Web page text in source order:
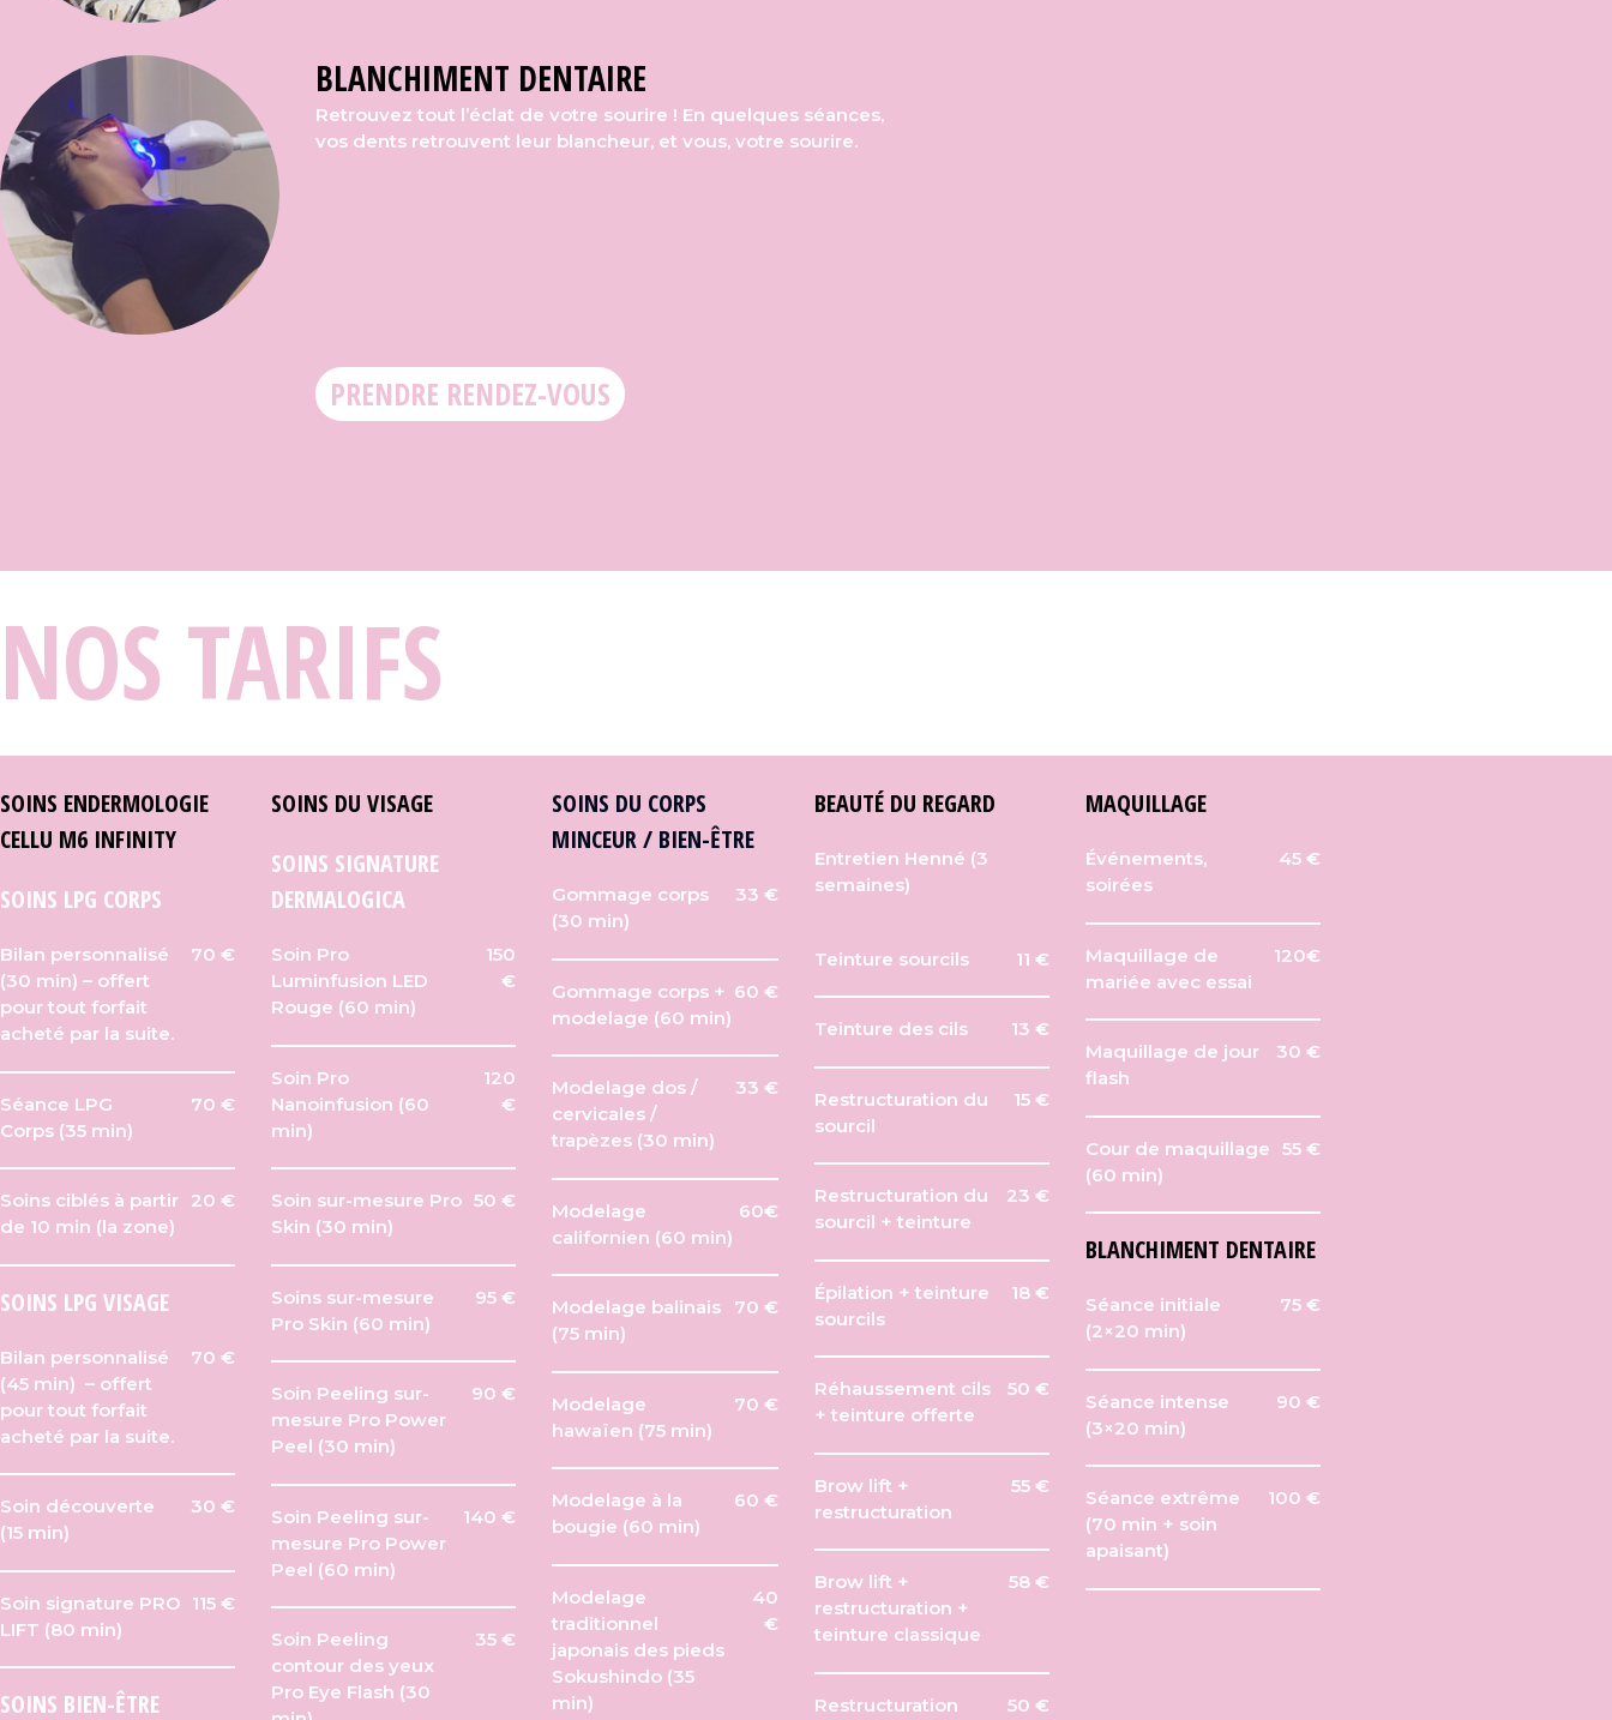
BLANCHIMENT DENTAIRE
Retrouvez tout l’éclat de votre sourire ! En quelques séances,
vos dents retrouvent leur blancheur, et vous, votre sourire.
PRENDRE RENDEZ-VOUS
NOS TARIFS
SOINS ENDERMOLOGIE
CELLU M6 INFINITY
SOINS LPG CORPS
Bilan personnalisé
(30 min) – offert
pour tout forfait
acheté par la suite.
70 €
Séance LPG
Corps (35 min)
70 €
Soins ciblés à partir
de 10 min (la zone)
20 €
SOINS LPG VISAGE
Bilan personnalisé
(45 min) – offert
pour tout forfait
acheté par la suite.
70 €
Soin découverte
(15 min)
30 €
Soin signature PRO
LIFT (80 min)
115 €
SOINS BIEN-ÊTRE
SOINS DU VISAGE
SOINS SIGNATURE
DERMALOGICA
Soin Pro
Luminfusion LED
Rouge (60 min)
150
€
Soin Pro
Nanoinfusion (60
min)
120
€
Soin sur-mesure Pro
Skin (30 min)
50 €
Soins sur-mesure
Pro Skin (60 min)
95 €
Soin Peeling sur-
mesure Pro Power
Peel (30 min)
90 €
Soin Peeling sur-
mesure Pro Power
Peel (60 min)
140 €
Soin Peeling
contour des yeux
Pro Eye Flash (30
35 €
SOINS DU CORPS
MINCEUR / BIEN-ÊTRE
Gommage corps
(30 min)
33 €
Gommage corps +
modelage (60 min)
60 €
Modelage dos /
cervicales /
trapèzes (30 min)
33 €
Modelage
californien (60 min)
60€
Modelage balinais
(75 min)
70 €
Modelage
hawaïen (75 min)
70 €
Modelage à la
bougie (60 min)
60 €
Modelage
traditionnel
japonais des pieds
Sokushindo (35
min)
40
€
BEAUTÉ DU REGARD
Entretien Henné (3
semaines)
Teinture sourcils 11 €
Teinture des cils 13 €
Restructuration du
sourcil
15 €
Restructuration du
sourcil + teinture
23 €
Épilation + teinture
sourcils
18 €
Réhaussement cils
+ teinture offerte
50 €
Brow lift +
restructuration
55 €
Brow lift +
restructuration +
teinture classique
58 €
Restructuration
50 €
MAQUILLAGE
Événements,
soirées
45 €
Maquillage de
mariée avec essai
120€
Maquillage de jour
flash
30 €
Cour de maquillage
(60 min)
55 €
BLANCHIMENT DENTAIRE
Séance initiale
(2×20 min)
75 €
Séance intense
(3×20 min)
90 €
Séance extrême
(70 min + soin
apaisant)
100 €